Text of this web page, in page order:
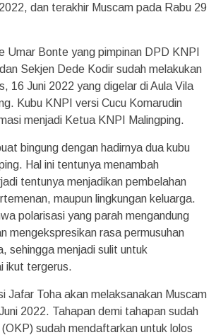
dan terakhir Muscam pada Rabu 29
Umar Bonte yang pimpinan DPD KNPI
Sekjen Dede Kodir sudah melakukan
16 Juni 2022 yang digelar di Aula Vila
Kubu KNPI versi Cucu Komarudin
menjadi Ketua KNPI Malingping.
bingung dengan hadirnya dua kubu
Hal ini tentunya menambah
tentunya menjadikan pembelahan
maupun lingkungan keluarga.
polarisasi yang parah mengandung
mengekspresikan rasa permusuhan
sehingga menjadi sulit untuk
ikut tergerus.
Jafar Toha akan melaksanakan Muscam
2022. Tahapan demi tahapan sudah
sudah mendaftarkan untuk lolos